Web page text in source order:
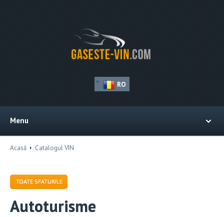
RO
Menu
Acasă Catalogul VIN
TOATE SFATURILE
Autoturisme